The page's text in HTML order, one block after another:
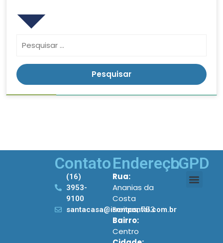
Contato
(16)
3953-
9100
santacasa@iscmpontal.com.br
Endereço
Rua:
Ananias da
Costa
Freitas, 753
Bairro:
Centro
LGPD